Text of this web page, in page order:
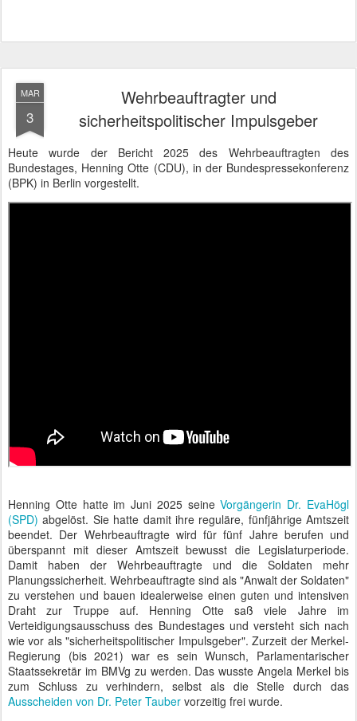
MAR
3
Wehrbeauftragter und
sicherheitspolitischer Impulsgeber
Heute wurde der Bericht 2025 des Wehrbeauftragten des
Bundestages, Henning Otte (CDU), in der Bundespressekonferenz
(BPK) in Berlin vorgestellt.
Henning Otte hatte im Juni 2025 seineVorgängerin Dr. EvaHögl
(SPD) abgelöst. Sie hatte damit ihre reguläre, fünfjährige Amtszeit
beendet. Der Wehrbeauftragte wird für fünf Jahre berufen und
überspannt mit dieser Amtszeit bewusst die Legislaturperiode.
Damit haben der Wehrbeauftragte und die Soldaten mehr
Planungssicherheit. Wehrbeauftragte sind als "Anwalt der Soldaten"
zu verstehen und bauen idealerweise einen guten und intensiven
Draht zur Truppe auf. Henning Otte saß viele Jahre im
Verteidigungsausschuss des Bundestages und versteht sich nach
wie vor als "sicherheitspolitischer Impulsgeber". Zurzeit der Merkel-
Regierung (bis 2021) war es sein Wunsch, Parlamentarischer
Staatssekretär im BMVg zu werden. Das wusste Angela Merkel bis
zum Schluss zu verhindern, selbst als die Stelle durch das
Ausscheiden von Dr. Peter Tauber vorzeitig frei wurde.